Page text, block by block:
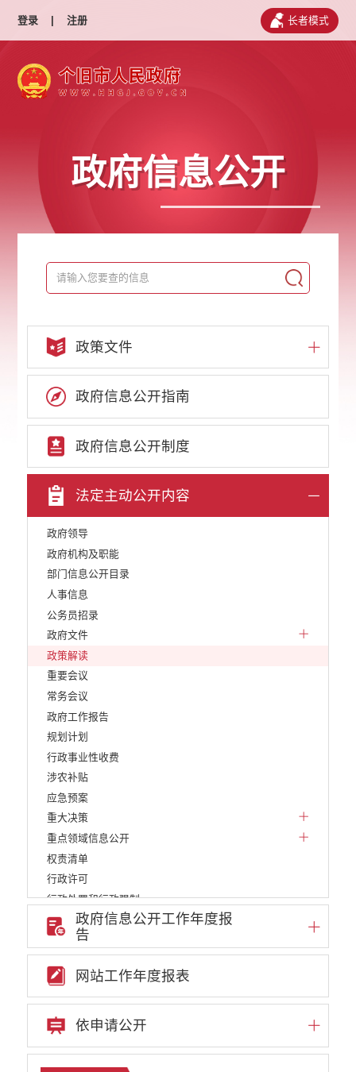
登录 | 注册 长者模式
政府信息公开
政策文件
政府信息公开指南
政府信息公开制度
法定主动公开内容
政府领导
政府机构及职能
部门信息公开目录
人事信息
公务员招录
政府文件
政策解读
重要会议
常务会议
政府工作报告
规划计划
行政事业性收费
涉农补贴
应急预案
重大决策
重点领域信息公开
权责清单
行政许可
行政处罚和行政强制
减税降费
稳岗就业
生态环境
义务教育
医疗卫生
政府信息公开工作年度报
告
网站工作年度报表
依申请公开